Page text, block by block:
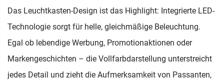
Das Leuchtkasten-Design ist das Highlight: Integrierte LED-
Technologie sorgt für helle, gleichmäßige Beleuchtung.
Egal ob lebendige Werbung, Promotionaktionen oder
Markengeschichten – die Vollfarbdarstellung unterstreicht
jedes Detail und zieht die Aufmerksamkeit von Passanten,